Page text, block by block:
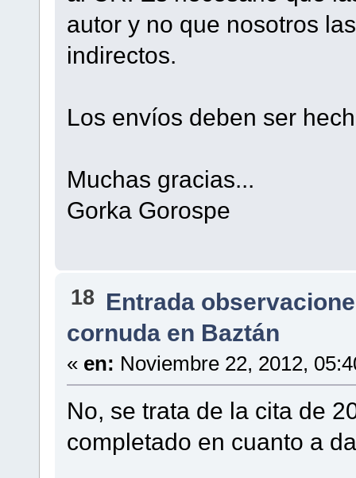
autor y no que nosotros
indirectos.
Los envíos deben ser
Muchas gracias...
Gorka Gorospe
18 Entrada
cornuda en Baztán
« en: Noviembre 22, 2012,
No, se trata de la cita de
completado en cuanto a